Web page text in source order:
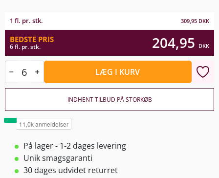
1 fl. pr. stk. 309,95 DKK
BEDSTE PRIS
6 fl. pr. stk. 204,95 DKK
LÆG I KURV
INDHENT TILBUD PÅ STORKØB
På lager - 1-2 dages levering
Unik smagsgaranti
30 dages udvidet returret